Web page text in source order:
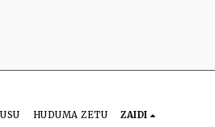
HUDUMA ZETU ZAIDI